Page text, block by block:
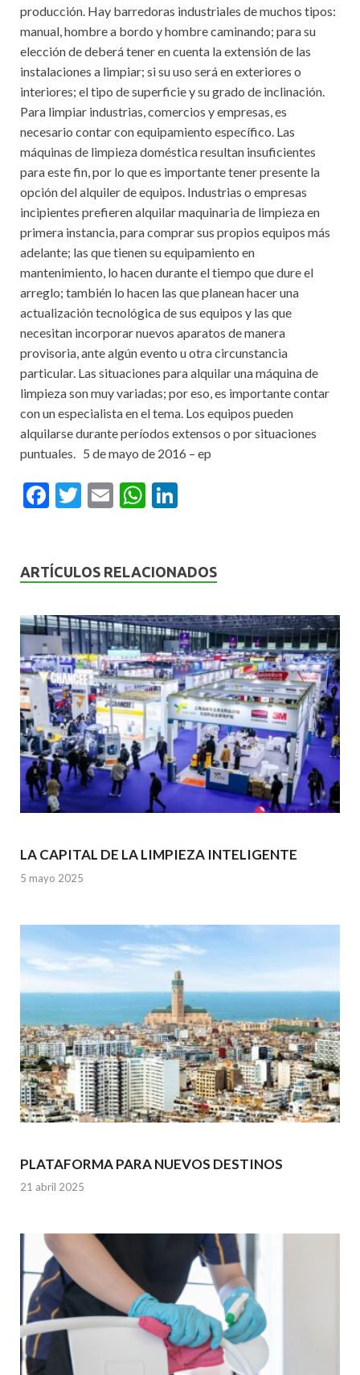
producción. Hay barredoras industriales de muchos tipos:
manual, hombre a bordo y hombre caminando; para su
elección de deberá tener en cuenta la extensión de las
instalaciones a limpiar; si su uso será en exteriores o
interiores; el tipo de superficie y su grado de inclinación.
Para limpiar industrias, comercios y empresas, es
necesario contar con equipamiento específico. Las
máquinas de limpieza doméstica resultan insuficientes
para este fin, por lo que es importante tener presente la
opción del alquiler de equipos. Industrias o empresas
incipientes prefieren alquilar maquinaria de limpieza en
primera instancia, para comprar sus propios equipos más
adelante; las que tienen su equipamiento en
mantenimiento, lo hacen durante el tiempo que dure el
arreglo; también lo hacen las que planean hacer una
actualización tecnológica de sus equipos y las que
necesitan incorporar nuevos aparatos de manera
provisoria, ante algún evento u otra circunstancia
particular. Las situaciones para alquilar una máquina de
limpieza son muy variadas; por eso, es importante contar
con un especialista en el tema. Los equipos pueden
alquilarse durante períodos extensos o por situaciones
puntuales. 5 de mayo de 2016 – ep
F
b
o
k
T
er
E
l
W
s
p
p
dI
ARTÍCULOS RELACIONADOS
LA CAPITAL DE LA LIMPIEZA INTELIGENTE
5 mayo 2025
PLATAFORMA PARA NUEVOS DESTINOS
21 abril 2025